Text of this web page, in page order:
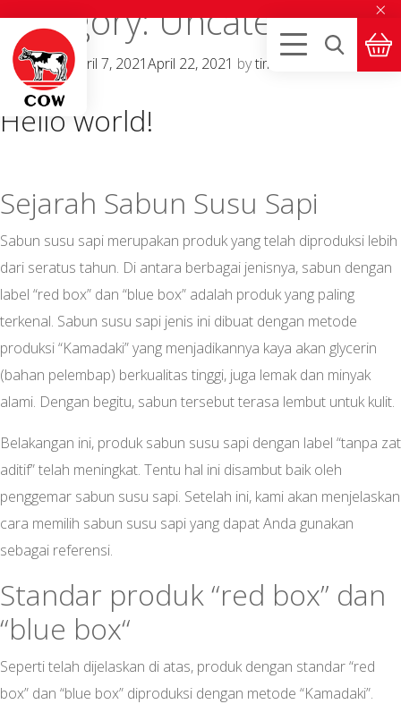
×
Category:Uncategorized
Posted on April 7, 2021April 22, 2021 bytimedoor
Comment
Hello world!
Sejarah Sabun Susu Sapi
Sabun susu sapi merupakan produk yang telah diproduksi lebih
dari seratus tahun. Di antara berbagai jenisnya, sabun dengan
label “red box” dan “blue box” adalah produk yang paling
terkenal. Sabun susu sapi jenis ini dibuat dengan metode
produksi “Kamadaki” yang menjadikannya kaya akan glycerin
(bahan pelembap) berkualitas tinggi, juga lemak dan minyak
alami. Dengan begitu, sabun tersebut terasa lembut untuk kulit.
Belakangan ini, produk sabun susu sapi dengan label “tanpa zat
aditif” telah meningkat. Tentu hal ini disambut baik oleh
penggemar sabun susu sapi. Setelah ini, kami akan menjelaskan
cara memilih sabun susu sapi yang dapat Anda gunakan
sebagai referensi.
Standar produk “red box” dan
“blue box“
Seperti telah dijelaskan di atas, produk dengan standar “red
box” dan “blue box” diproduksi dengan metode “Kamadaki”.